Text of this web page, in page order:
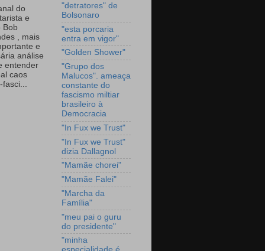
do
e
Bob
, mais
e
análise
entender
caos
"detratores" de
Bolsonaro
"esta porcaria
entra em vigor"
"Golden Shower"
"Grupo dos
Malucos". ameaça
constante do
fascismo miltiar
brasileiro à
Democracia
"In Fux we Trust"
"In Fux we Trust"
dizia Dallagnol
"Mamãe chorei"
"Mamãe Falei"
"Marcha da
Família"
"meu pai o guru
do presidente"
"minha